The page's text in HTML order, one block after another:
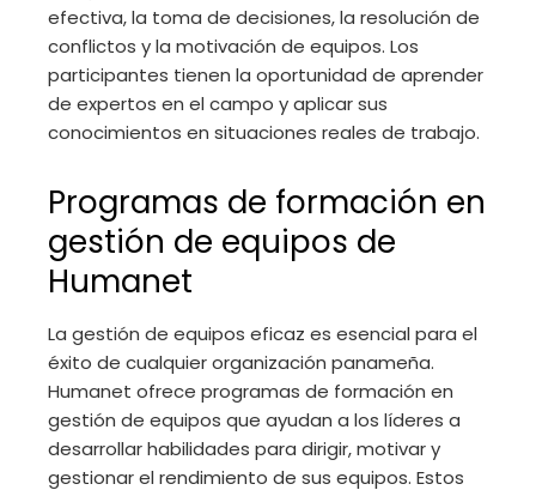
efectiva, la toma de decisiones, la resolución de
conflictos y la motivación de equipos. Los
participantes tienen la oportunidad de aprender
de expertos en el campo y aplicar sus
conocimientos en situaciones reales de trabajo.
Programas de formación en
gestión de equipos de
Humanet
La gestión de equipos eficaz es esencial para el
éxito de cualquier organización panameña.
Humanet ofrece programas de formación en
gestión de equipos que ayudan a los líderes a
desarrollar habilidades para dirigir, motivar y
gestionar el rendimiento de sus equipos. Estos